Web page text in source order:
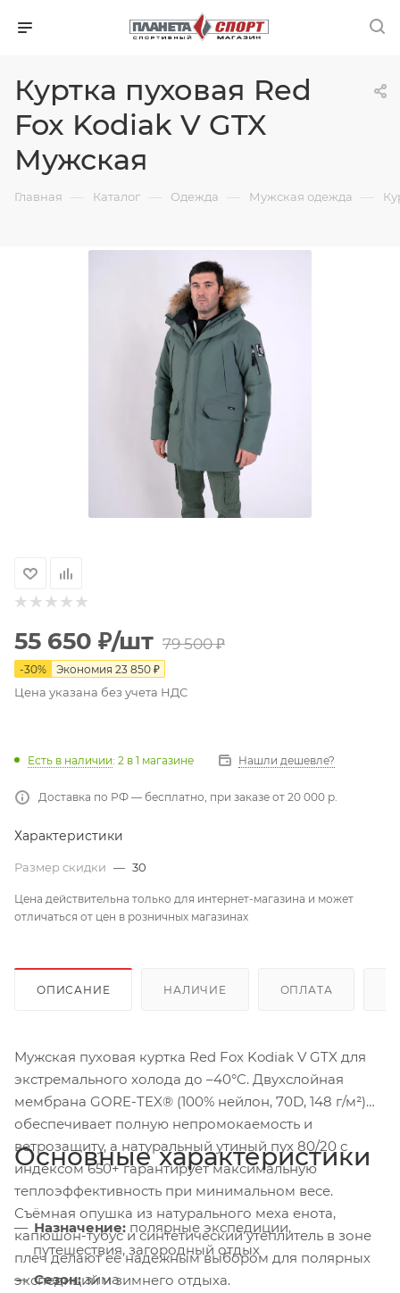
Куртка пуховая Red
Fox Kodiak V GTX
Мужская
Главная — Каталог — Одежда — Мужская одежда —
55 650 ₽/шт 79 500₽
-30% Экономия 23 850 ₽
Цена указана без учета НДС
Есть в наличии: 2 в 1 магазине Нашли дешевле?
Доставка по РФ — бесплатно, при заказе от 20 000 р.
Характеристики
Размер скидки — 30
Цена действительна только для интернет-магазина и может
отличаться от цен в розничных магазинах
ОПИСАНИЕ НАЛИЧИЕ ОПЛАТА
Мужская пуховая куртка Red Fox Kodiak V GTX для
экстремального холода до –40°C. Двухслойная
мембрана GORE-TEX® (100% нейлон, 70D, 148 г/м²)
обеспечивает полную непромокаемость и
ветрозащиту, а натуральный утиный пух 80/20 с
индексом 650+ гарантирует максимальную
теплоэффективность при минимальном весе.
Съёмная опушка из натурального меха енота,
капюшон-тубус и синтетический утеплитель в зоне
плеч делают её надёжным выбором для полярных
экспедиций и зимнего отдыха.
Основные характеристики
Назначение: полярные экспедиции,
путешествия, загородный отдых
Сезон:зима